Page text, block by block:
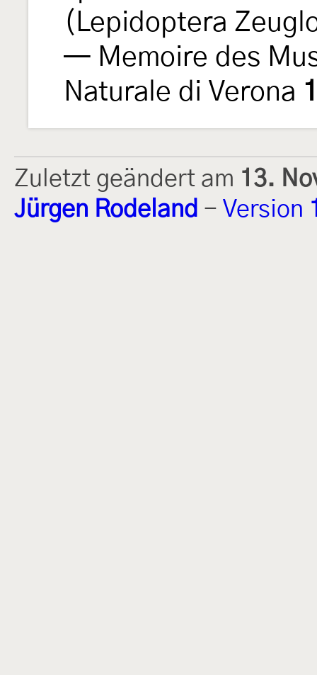
(Lepidoptera
— Memoire des
Naturale di Verona
Zuletzt geändert am 13.
Jürgen Rodeland - Version